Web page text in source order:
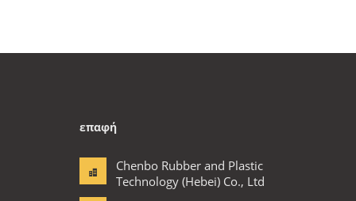
επαφή
Chenbo Rubber and Plastic
Technology (Hebei) Co., Ltd